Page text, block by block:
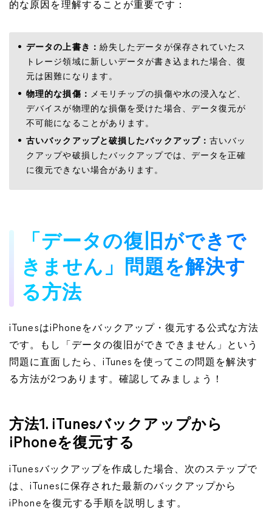
的な原因を理解することが重要です：
データの上書き： 紛失したデータが保存されていたス
トレージ領域に新しいデータが書き込まれた場合、復
元は困難になります。
物理的な損傷： メモリチップの損傷や水の浸入など、
デバイスが物理的な損傷を受けた場合、データ復元が
不可能になることがあります。
古いバックアップと破損したバックアップ： 古いバッ
クアップや破損したバックアップでは、データを正確
に復元できない場合があります。
「データの復旧ができで
きません」問題を解決す
る方法
iTunesはiPhoneをバックアップ・復元する公式な方法
です。もし「データの復旧ができできません」という
問題に直面したら、iTunesを使ってこの問題を解決す
る方法が2つあります。確認してみましょう！
方法1. iTunesバックアップから
iPhoneを復元する
iTunesバックアップを作成した場合、次のステップで
は、iTunesに保存された最新のバックアップから
iPhoneを復元する手順を説明します。